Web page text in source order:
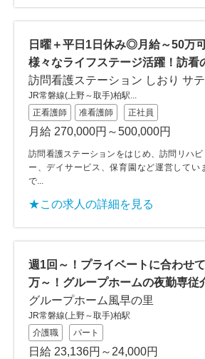
日曜＋平日1日休み◎月給～50万
様々なライフステージ活躍！訪看
訪問看護ステーション しおり サ
JR常磐線(上野～取手)柏駅...
正看護師
准看護師 正社員
月給 270,000円～500,000円
訪問看護ステーションをはじめ、訪問リハ
ー、デイサービス、保育園など運営してい
で...
★この求人の詳細を見る
週1回～！プライベートに合わせ
万～！グループホームの夜勤専従
グループホーム風早の里
JR常磐線(上野～取手)柏駅
介護職
パート
日給 23,136円～24,000円